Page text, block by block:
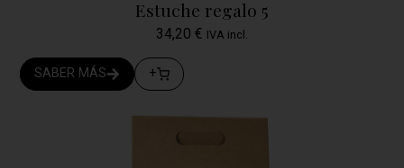
Estuche regalo 5
34,20 € IVA incl.
SABER MÁS +